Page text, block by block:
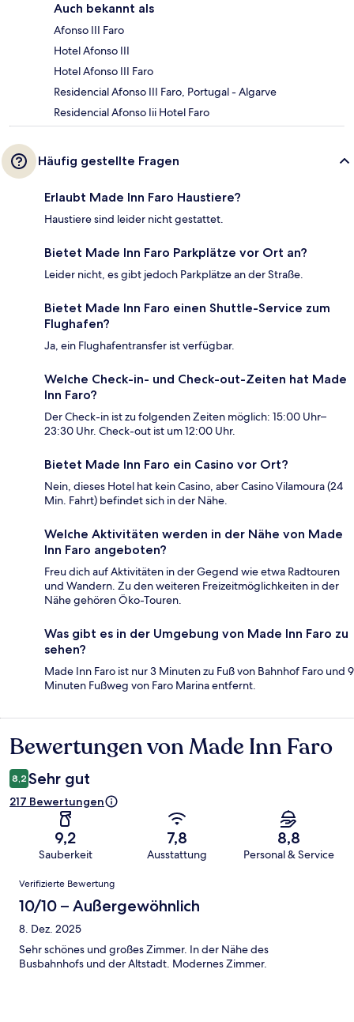
Auch bekannt als
Afonso III Faro
Hotel Afonso III
Hotel Afonso III Faro
Residencial Afonso III Faro, Portugal - Algarve
Residencial Afonso Iii Hotel Faro
Häufig gestellte Fragen
Erlaubt Made Inn Faro Haustiere?
Haustiere sind leider nicht gestattet.
Bietet Made Inn Faro Parkplätze vor Ort an?
Leider nicht, es gibt jedoch Parkplätze an der Straße.
Bietet Made Inn Faro einen Shuttle-Service zum
Flughafen?
Ja, ein Flughafentransfer ist verfügbar.
Welche Check-in- und Check-out-Zeiten hat Made
Inn Faro?
Der Check-in ist zu folgenden Zeiten möglich: 15:00 Uhr–
23:30 Uhr. Check-out ist um 12:00 Uhr.
Bietet Made Inn Faro ein Casino vor Ort?
Nein, dieses Hotel hat kein Casino, aber Casino Vilamoura (24
Min. Fahrt) befindet sich in der Nähe.
Welche Aktivitäten werden in der Nähe von Made
Inn Faro angeboten?
Freu dich auf Aktivitäten in der Gegend wie etwa Radtouren
und Wandern. Zu den weiteren Freizeitmöglichkeiten in der
Nähe gehören Öko-Touren.
Was gibt es in der Umgebung von Made Inn Faro zu
sehen?
Made Inn Faro ist nur 3 Minuten zu Fuß von Bahnhof Faro und 9
Minuten Fußweg von Faro Marina entfernt.
Bewertungen
Bewertungen von Made Inn Faro
8,2 Sehr gut
217 Bewertungen
9,2
Sauberkeit
7,8
Ausstattung
8,8
Personal & Service
Bewertungen
Verifizierte Bewertung
10/10 – Außergewöhnlich
8. Dez. 2025
Sehr schönes und großes Zimmer. In der Nähe des
Busbahnhofs und der Altstadt. Modernes Zimmer.